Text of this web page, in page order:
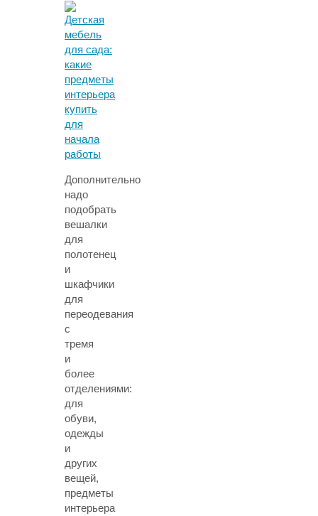
Дополнительно
надо
подобрать
вешалки
для
полотенец
и
шкафчики
для
переодевания
с
тремя
и
более
отделениями:
для
обуви,
одежды
и
других
вещей,
предметы
интерьера